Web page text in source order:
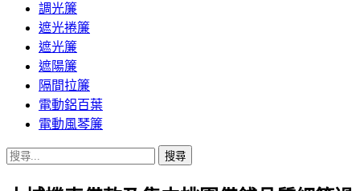
調光簾
遮光捲簾
遮光簾
遮陽簾
隔間拉簾
電動鋁百葉
電動風琴簾
搜